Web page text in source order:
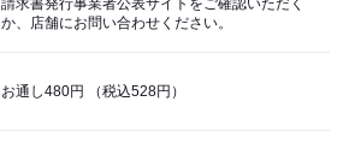
請求書発行事業者公表サイトをご確認いただく
か、店舗にお問い合わせください。
お通し480円 （税込528円）